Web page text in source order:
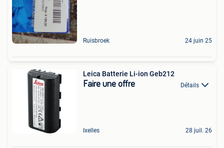
Ruisbroek 24 juin 25
Leica Batterie Li-ion Geb212
Faire une offre Détails
Ixelles 28 juil. 26